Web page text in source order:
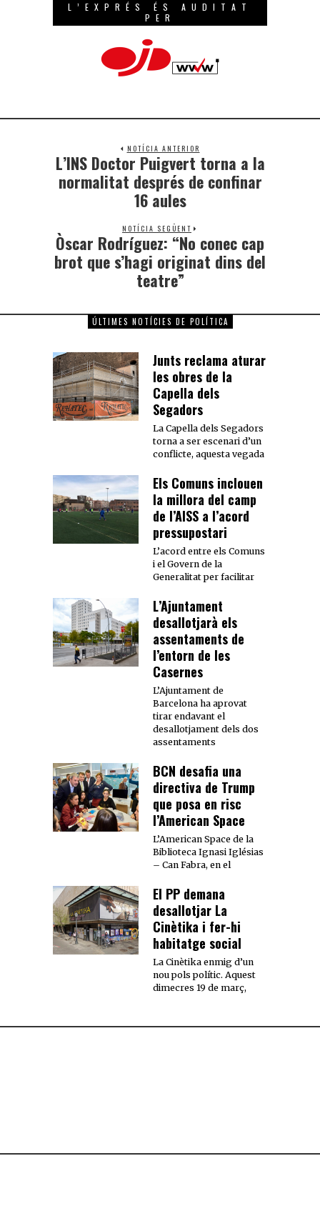
L’EXPRÉS ÉS AUDITAT
PER
NOTÍCIA ANTERIOR
L’INS Doctor Puigvert torna a la
normalitat després de confinar
16 aules
NOTÍCIA SEGÜENT
Òscar Rodríguez: “No conec cap
brot que s’hagi originat dins del
teatre”
ÚLTIMES NOTÍCIES DE POLÍTICA
Junts reclama aturar
les obres de la
Capella dels
Segadors
La Capella dels Segadors
torna a ser escenari d’un
conflicte, aquesta vegada
Els Comuns inclouen
la millora del camp
de l’AISS a l’acord
pressupostari
L’acord entre els Comuns
i el Govern de la
Generalitat per facilitar
L’Ajuntament
desallotjarà els
assentaments de
l’entorn de les
Casernes
L’Ajuntament de
Barcelona ha aprovat
tirar endavant el
desallotjament dels dos
assentaments
BCN desafia una
directiva de Trump
que posa en risc
l’American Space
L’American Space de la
Biblioteca Ignasi Iglésias
– Can Fabra, en el
El PP demana
desallotjar La
Cinètika i fer-hi
habitatge social
La Cinètika enmig d’un
nou pols polític. Aquest
dimecres 19 de març,